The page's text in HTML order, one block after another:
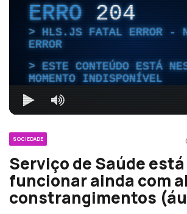
ERRO204
HLS.JS FATAL ERROR -
ERROR
ESTE CONTEÚDO ESTÁ
MOMENTO INDISPONÍVEL
SOCIEDADE
Serviço de Saúde está
funcionar ainda com
constrangimentos